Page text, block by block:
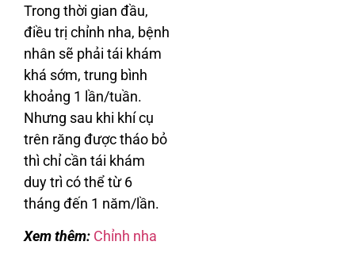
Trong thời gian đầu,
điều trị chỉnh nha, bệnh
nhân sẽ phải tái khám
khá sớm, trung bình
khoảng 1 lần/tuần.
Nhưng sau khi khí cụ
trên răng được tháo bỏ
thì chỉ cần tái khám
duy trì có thể từ 6
tháng đến 1 năm/lần.
Xem thêm: Chỉnh nha